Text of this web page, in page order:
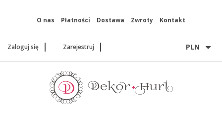
O nas Płatności Dostawa Zwroty Kontakt
PLN
Zaloguj się Zarejestruj